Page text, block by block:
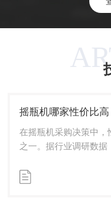
时间实验
该振荡器
温度的严格
应的发生
均匀性良
摇瓶机哪家性价比
在摇瓶机采购决策中，
之一。据行业调研数据
土化服务及场景化适